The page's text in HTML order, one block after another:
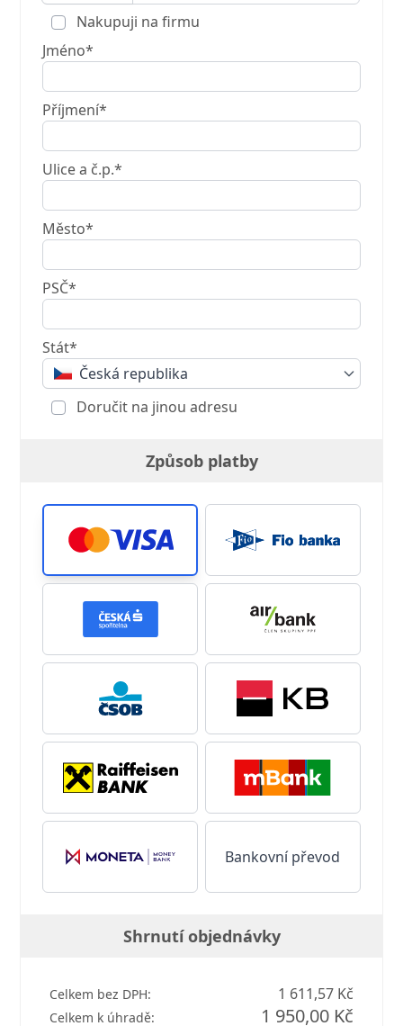
Nakupuji na firmu
Jméno*
Příjmení*
Ulice a č.p.*
Město*
PSČ*
Stát*
Česká republika
Doručit na jinou adresu
Způsob platby
Bankovní převod
Shrnutí objednávky
Celkem bez DPH: 1 611,57 Kč
Celkem k úhradě: 1 950,00 Kč